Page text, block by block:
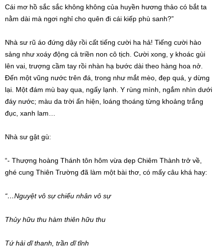
Cái mơ hồ sắc sắc không không của huyền hương thảo có bắt ta
nằm dài mà ngơi nghỉ cho quên đi cái kiếp phù sanh?”
Nhà sư rũ áo đứng dậy rồi cất tiếng cười ha hả! Tiếng cười hào
sảng như xoáy động cả triền non cô tịch. Cười xong, y khoác gùi
lên vai, trượng cầm tay rồi nhàn hạ bước dài theo hàng hoa nở.
Đến một vũng nước trên đá, trong như mắt mèo, đẹp quá, y dừng
lại. Một đám mù bay qua, ngấy lạnh. Y rùng mình, ngắm nhìn dưới
đáy nước; màu da trời ẩn hiện, loáng thoáng từng khoảng trắng
đục, xanh lam…
Nhà sư gật gù:
“- Thượng hoàng Thánh tôn hôm vừa dẹp Chiêm Thành trở về,
ghé cung Thiên Trường đã làm một bài thơ, có mấy câu khá hay:
“…Nguyệt vô sự chiếu nhân vô sự
Thủy hữu thu hàm thiên hữu thu
Tứ hảidĩ thanh, trần dĩ tĩnh